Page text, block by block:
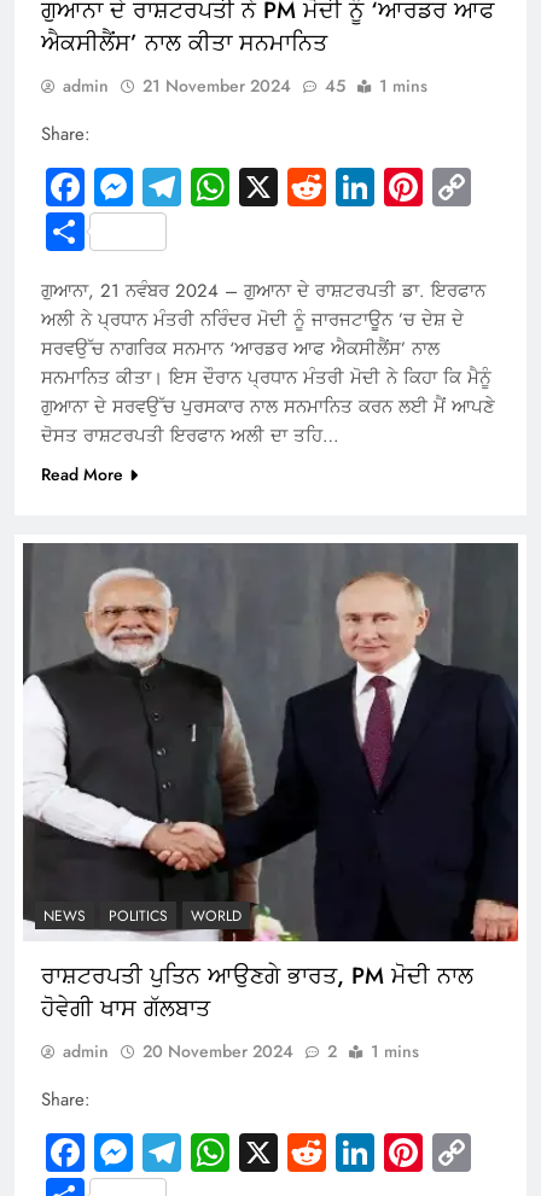
ਗੁਆਨਾ ਦੇ ਰਾਸ਼ਟਰਪਤੀ ਨੇ PM ਮੋਦੀ ਨੂੰ ‘ਆਰਡਰ ਆਫ
ਐਕਸੀਲੈਂਸ’ ਨਾਲ ਕੀਤਾ ਸਨਮਾਨਿਤ
admin 21 November 2024 45 1 mins
Share:
Facebook
Messenger
Telegram
WhatsApp
X RedditLinkedIn
Share
ਗੁਆਨਾ, 21 ਨਵੰਬਰ 2024 – ਗੁਆਨਾ ਦੇ ਰਾਸ਼ਟਰਪਤੀ ਡਾ. ਇਰਫਾਨ
ਅਲੀ ਨੇ ਪ੍ਰਧਾਨ ਮੰਤਰੀ ਨਰਿੰਦਰ ਮੋਦੀ ਨੂੰ ਜਾਰਜਟਾਊਨ ’ਚ ਦੇਸ਼ ਦੇ
ਸਰਵਉੱਚ ਨਾਗਰਿਕ ਸਨਮਾਨ ‘ਆਰਡਰ ਆਫ ਐਕਸੀਲੈਂਸ’ ਨਾਲ
ਸਨਮਾਨਿਤ ਕੀਤਾ। ਇਸ ਦੌਰਾਨ ਪ੍ਰਧਾਨ ਮੰਤਰੀ ਮੋਦੀ ਨੇ ਕਿਹਾ ਕਿ ਮੈਨੂੰ
ਗੁਆਨਾ ਦੇ ਸਰਵਉੱਚ ਪੁਰਸਕਾਰ ਨਾਲ ਸਨਮਾਨਿਤ ਕਰਨ ਲਈ ਮੈਂ ਆਪਣੇ
ਦੋਸਤ ਰਾਸ਼ਟਰਪਤੀ ਇਰਫਾਨ ਅਲੀ ਦਾ ਤਹਿ…
Read More
NEWS POLITICS WORLD
ਰਾਸ਼ਟਰਪਤੀ ਪੁਤਿਨ ਆਉਣਗੇ ਭਾਰਤ, PM ਮੋਦੀ ਨਾਲ
ਹੋਵੇਗੀ ਖਾਸ ਗੱਲਬਾਤ
admin 20 November 2024 2 1 mins
Share:
Facebook
Messenger
Telegram
WhatsApp
X RedditLinkedIn